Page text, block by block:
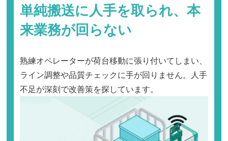
単純搬送に人手を取られ、本
来業務が回らない
熟練オペレーターが荷台移動に張り付いてしまい、
ライン調整や品質チェックに手が回りません。人手
不足が深刻で改善策を探しています。